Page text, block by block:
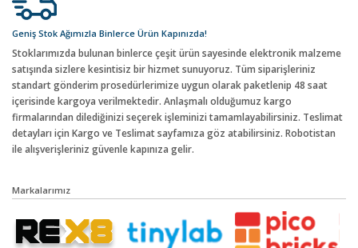
Geniş Stok Ağımızla Binlerce Ürün Kapınızda!
Stoklarımızda bulunan binlerce çeşit ürün sayesinde elektronik malzeme
satışında sizlere kesintisiz bir hizmet sunuyoruz. Tüm siparişleriniz
standart gönderim prosedürlerimize uygun olarak paketlenip 48 saat
içerisinde kargoya verilmektedir. Anlaşmalı olduğumuz kargo
firmalarından dilediğinizi seçerek işleminizi tamamlayabilirsiniz. Teslimat
detayları için Kargo ve Teslimat sayfamıza göz atabilirsiniz. Robotistan
ile alışverişleriniz güvenle kapınıza gelir.
Markalarımız